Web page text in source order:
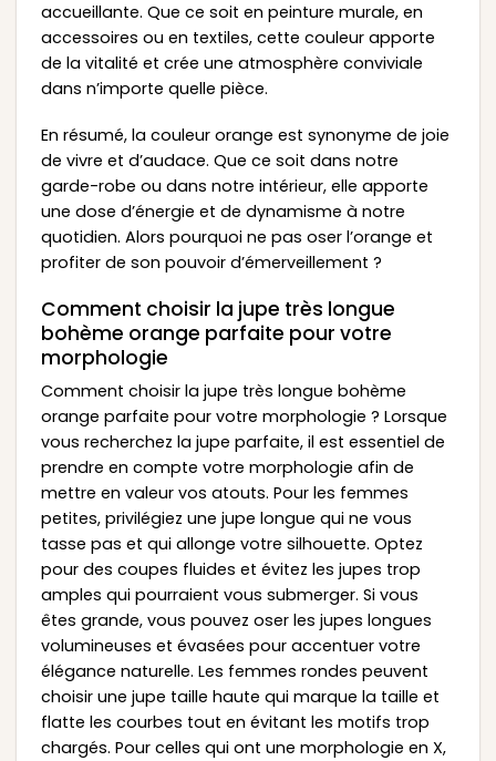
accueillante. Que ce soit en peinture murale, en
accessoires ou en textiles, cette couleur apporte
de la vitalité et crée une atmosphère conviviale
dans n’importe quelle pièce.
En résumé, la couleur orange est synonyme de joie
de vivre et d’audace. Que ce soit dans notre
garde-robe ou dans notre intérieur, elle apporte
une dose d’énergie et de dynamisme à notre
quotidien. Alors pourquoi ne pas oser l’orange et
profiter de son pouvoir d’émerveillement ?
Comment choisir la jupe très longue
bohème orange parfaite pour votre
morphologie
Comment choisir la jupe très longue bohème
orange parfaite pour votre morphologie ? Lorsque
vous recherchez la jupe parfaite, il est essentiel de
prendre en compte votre morphologie afin de
mettre en valeur vos atouts. Pour les femmes
petites, privilégiez une jupe longue qui ne vous
tasse pas et qui allonge votre silhouette. Optez
pour des coupes fluides et évitez les jupes trop
amples qui pourraient vous submerger. Si vous
êtes grande, vous pouvez oser les jupes longues
volumineuses et évasées pour accentuer votre
élégance naturelle. Les femmes rondes peuvent
choisir une jupe taille haute qui marque la taille et
flatte les courbes tout en évitant les motifs trop
chargés. Pour celles qui ont une morphologie en X,